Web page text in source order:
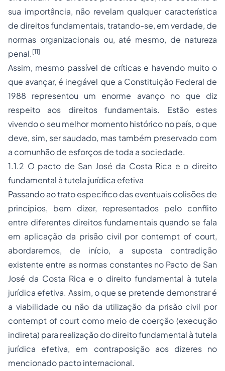
sua importância, não revelam qualquer característica
de direitos fundamentais, tratando-se, em verdade, de
normas organizacionais ou, até mesmo, de natureza
penal. [11]
Assim, mesmo passível de críticas e havendo muito o
que avançar, é inegável que a Constituição Federal de
1988 representou um enorme avanço no que diz
respeito aos direitos fundamentais. Estão estes
vivendo o seu melhor momento histórico no país, o que
deve, sim, ser saudado, mas também preservado com
a comunhão de esforços de toda a sociedade.
1.1.2 O pacto de San José da Costa Rica e o direito
fundamental à tutela jurídica efetiva
Passando ao trato específico das eventuais colisões de
princípios, bem dizer, representados pelo conflito
entre diferentes direitos fundamentais quando se fala
em aplicação da prisão civil por contempt of court,
abordaremos, de início, a suposta contradição
existente entre as normas constantes no Pacto de San
José da Costa Rica e o direito fundamental à tutela
jurídica efetiva. Assim, o que se pretende demonstrar é
a viabilidade ou não da utilização da prisão civil por
contempt of court como meio de coerção (execução
indireta) para realização do direito fundamental à tutela
jurídica efetiva, em contraposição aos dizeres no
mencionado pacto internacional.